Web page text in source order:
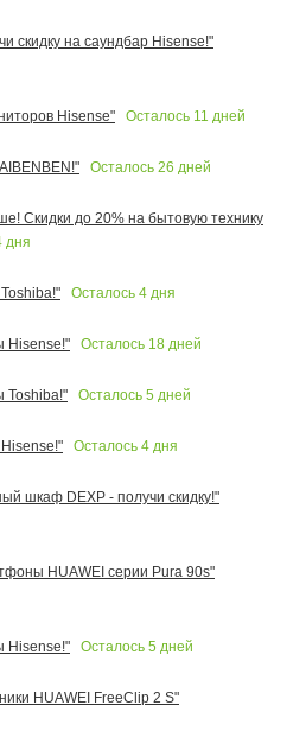
скидку на саундбар Hisense!"
Hisense"
Осталось 11 дней
Осталось 26 дней
Скидки до 20% на бытовую технику
дня
Осталось 4 дня
Hisense!"
Осталось 18 дней
Toshiba!"
Осталось 5 дней
Осталось 4 дня
шкаф DEXP - получи скидку!"
HUAWEI серии Pura 90s"
Hisense!"
Осталось 5 дней
HUAWEI FreeClip 2 S"